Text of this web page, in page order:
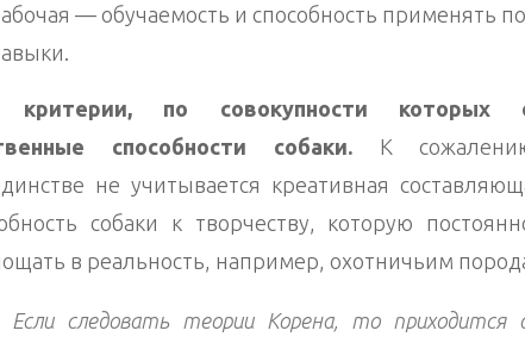
— обучаемость и способность применять
критерии, по совокупности которых
способности собаки.К
не учитывается креативная
собаки к творчеству, которую
в реальность, например, охотничьим
Если следовать теории Корена, то приходится